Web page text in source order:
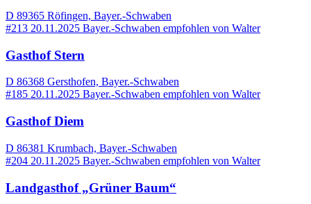
D 89365 Röfingen, Bayer.-Schwaben
#213 20.11.2025 Bayer.-Schwaben empfohlen von Walter
Gasthof Stern
D 86368 Gersthofen, Bayer.-Schwaben
#185 20.11.2025 Bayer.-Schwaben empfohlen von Walter
Gasthof Diem
D 86381 Krumbach, Bayer.-Schwaben
#204 20.11.2025 Bayer.-Schwaben empfohlen von Walter
Landgasthof „Grüner Baum“